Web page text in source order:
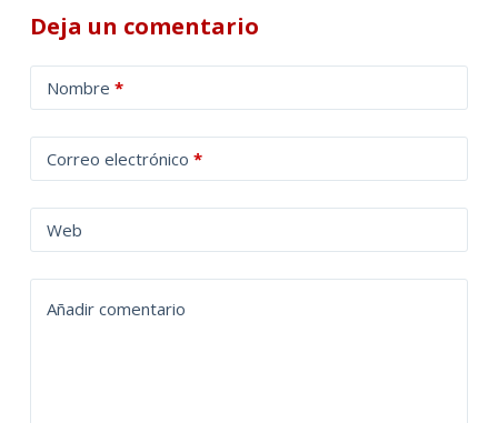
Deja un comentario
Nombre *
Correo electrónico *
Web
Añadir comentario
l
t
a
t